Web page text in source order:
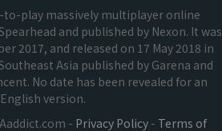
to-play massively multiplayer online
and published by Nexon. It was
2017, and released on 17 May 2018 in
Asia published by Garena and
No date has been revealed for an
English version.
- Privacy Policy- Terms of